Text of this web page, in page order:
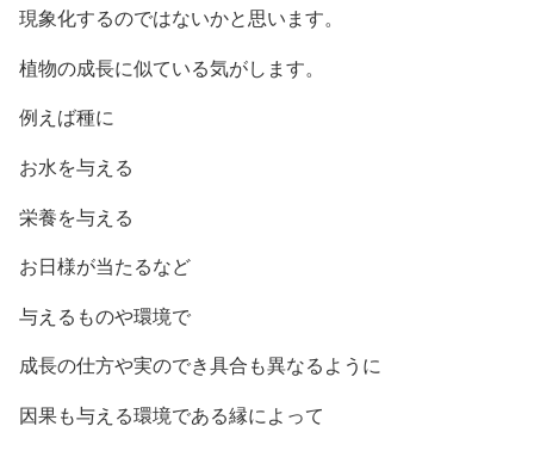
現象化するのではないかと思います。
植物の成長に似ている気がします。
例えば種に
お水を与える
栄養を与える
お日様が当たるなど
与えるものや環境で
成長の仕方や実のでき具合も異なるように
因果も与える環境である縁によって